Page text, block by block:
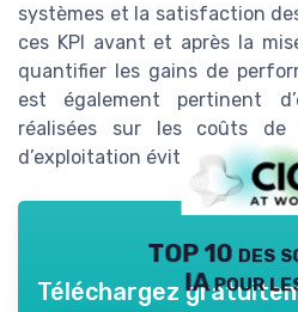
systèmes et la satisfaction
ces KPI avant et après la
quantifier les gains de
est également pertinent
réalisées sur les coûts
d’exploitation évitées.
TOP 10 des
IA pour
Téléchargez